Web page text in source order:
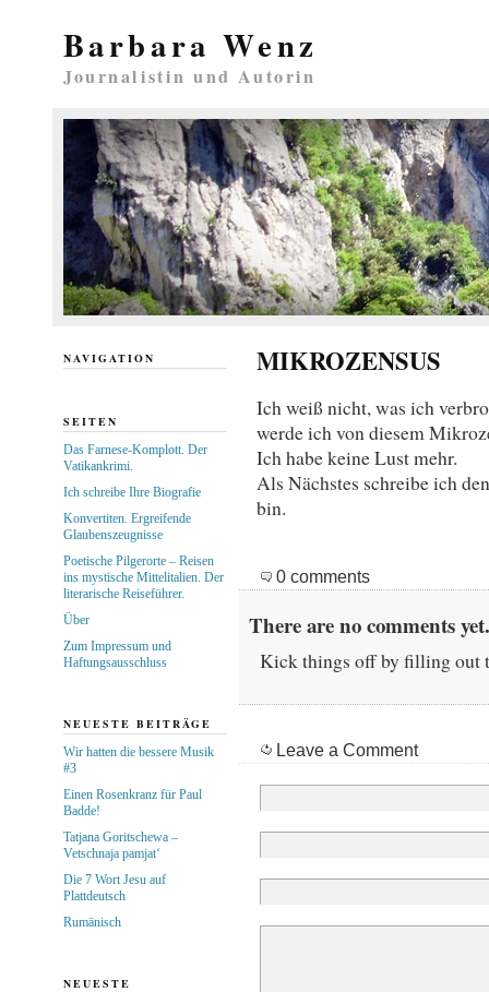
Barbara Wenz
Journalistin und Autorin
MIKROZENSUS
Ich weiß nicht, was ich
werde ich von diesem
Ich habe keine Lust mehr.
Als Nächstes schreibe ich
bin.
0 comments
There are no comments
Kick things off by filling out
Leave a Comment
NAVIGATION
SEITEN
Das Farnese-Komplott. Der
Vatikankrimi.
Ich schreibe Ihre Biografie
Konvertiten. Ergreifende
Glaubenszeugnisse
Poetische Pilgerorte – Reisen
ins mystische Mittelitalien. Der
literarische Reiseführer.
Über
Zum Impressum und
Haftungsausschluss
NEUESTE BEITRÄGE
Wir hatten die bessere Musik
#3
Einen Rosenkranz für Paul
Badde!
Tatjana Goritschewa –
Vetschnaja pamjat‘
Die 7 Wort Jesu auf
Plattdeutsch
Rumänisch
NEUESTE